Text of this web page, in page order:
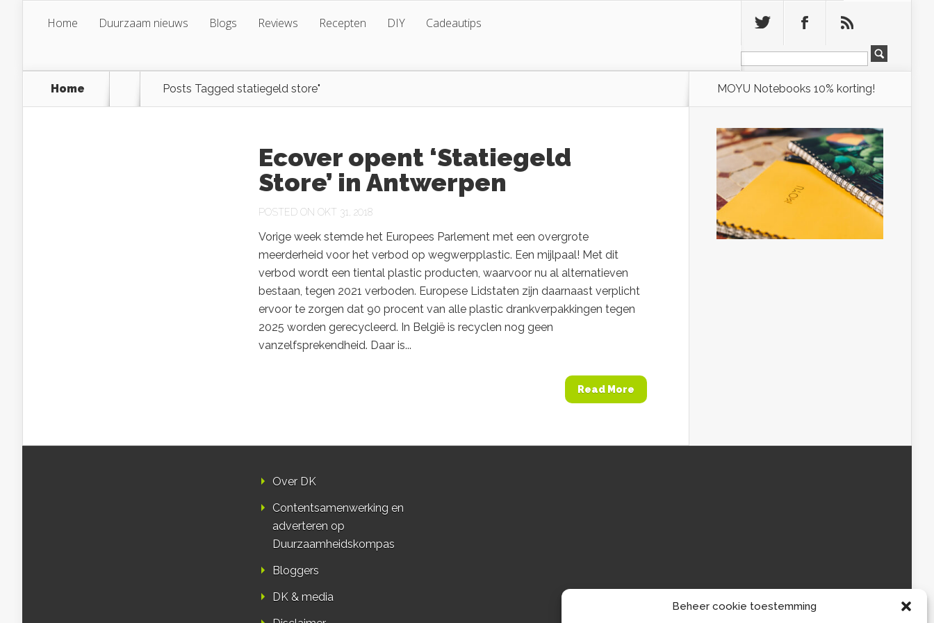
Beheer cookie toestemming
Home Duurzaam nieuws Blogs Reviews Recepten DIY Cadeautips
Home Posts Tagged statiegeld store"
Ecover opent ‘Statiegeld
Store’ in Antwerpen
POSTED ON OKT 31, 2018
Vorige week stemde het Europees Parlement met een overgrote
meerderheid voor het verbod op wegwerpplastic. Een mijlpaal! Met dit
verbod wordt een tiental plastic producten, waarvoor nu al alternatieven
bestaan, tegen 2021 verboden. Europese Lidstaten zijn daarnaast verplicht
ervoor te zorgen dat 90 procent van alle plastic drankverpakkingen tegen
2025 worden gerecycleerd. In België is recyclen nog geen
vanzelfsprekendheid. Daar is...
Read More
MOYU Notebooks 10% korting!
Over DK
Contentsamenwerking en
adverteren op
Duurzaamheidskompas
Bloggers
DK & media